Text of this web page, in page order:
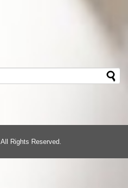
All Rights Reserved.